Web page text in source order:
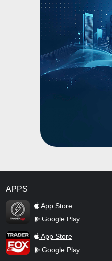
APPS
TraderFox Flash
App Store
Google Play
TraderFox AppApp Store
Google Play